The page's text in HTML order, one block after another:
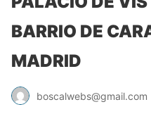
BARRIO DE
MADRID
boscalwebs@gmail.com